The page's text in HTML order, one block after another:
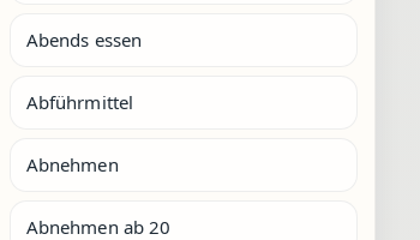
Abends essen
Abführmittel
Abnehmen
Abnehmen ab 20